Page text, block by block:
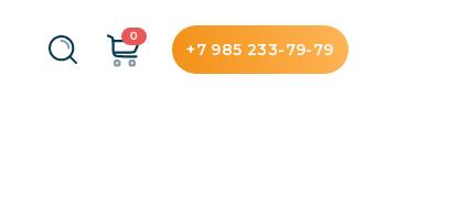
0
+7 985 233-79-79